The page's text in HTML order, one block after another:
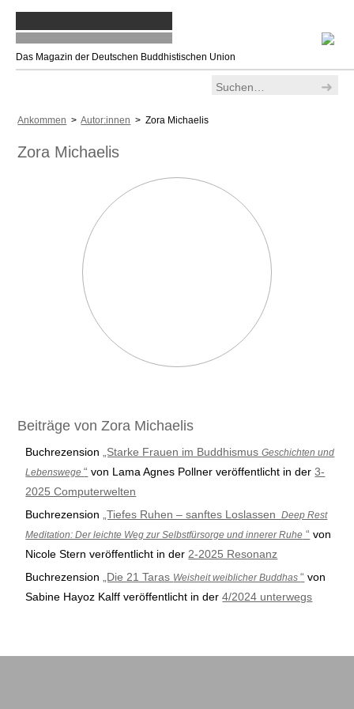
Das Magazin der Deutschen Buddhistischen Union
Ankommen >Autor:innen > Zora Michaelis
Zora Michaelis
Beiträge von Zora Michaelis
Buchrezension „Starke Frauen im BuddhismusGeschichten und
Lebenswege“ von Lama Agnes Pollner veröffentlicht in der3-
2025 Computerwelten
Buchrezension
„Tiefes Ruhen – sanftes LoslassenDeep Rest
Meditation: Der leichte Weg zur Selbstfürsorge und innerer Ruhe “ von
Nicole Stern veröffentlicht in der 2-2025 Resonanz
Buchrezension
„Die 21 Taras Weisheit weiblicher Buddhas“ von
Sabine Hayoz Kalff veröffentlicht in der4/2024 unterwegs